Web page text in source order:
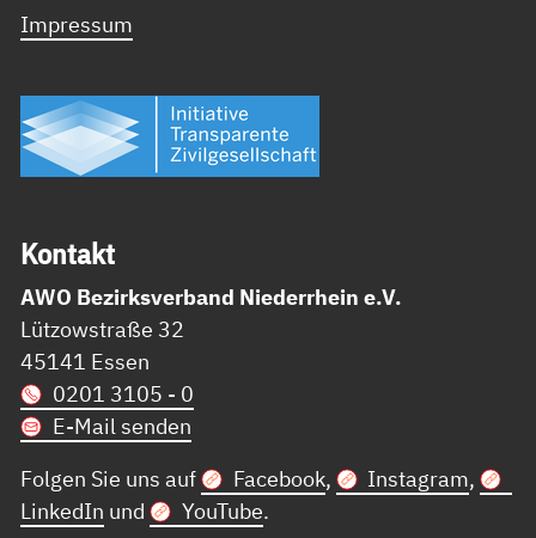
Impressum
Kon­takt
AWO Bezirksverband Niederrhein e.V.
Lützowstraße 32
45141 Essen
0201 3105 - 0
E-Mail senden
Folgen Sie uns auf
Facebook, Instagram,
LinkedIn und YouTube.